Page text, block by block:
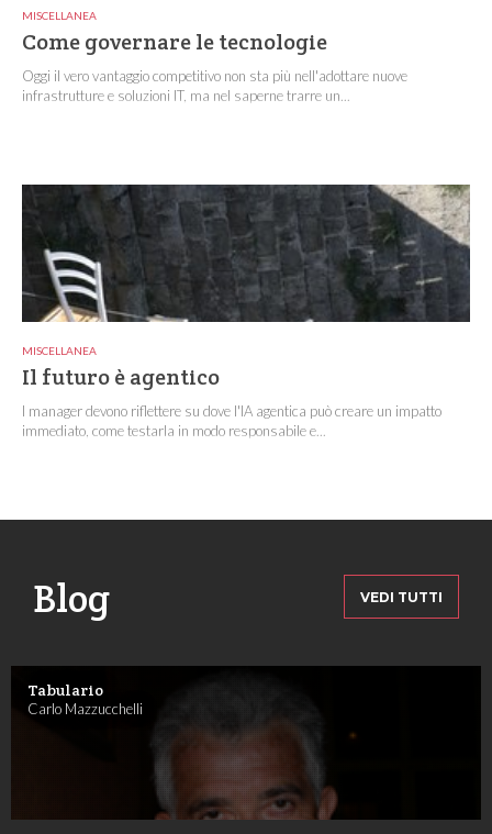
MISCELLANEA
Come governare le tecnologie
Oggi il vero vantaggio competitivo non sta più nell'adottare nuove
infrastrutture e soluzioni IT, ma nel saperne trarre un...
MISCELLANEA
Il futuro è agentico
I manager devono riflettere su dove l'IA agentica può creare un impatto
immediato, come testarla in modo responsabile e...
Blog VEDI TUTTI
Tabulario
Carlo Mazzucchelli